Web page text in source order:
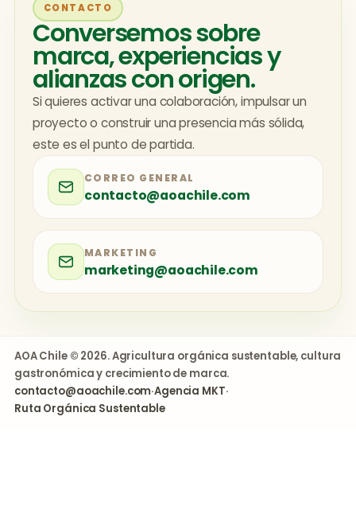
CONTACTO
Conversemos sobre
marca, experiencias y
alianzas con origen.
Si quieres activar una colaboración, impulsar un
proyecto o construir una presencia más sólida,
este es el punto de partida.
CORREO GENERAL
contacto@aoachile.com
MARKETING
marketing@aoachile.com
AOA Chile © 2026. Agricultura orgánica sustentable, cultura
gastronómica y crecimiento de marca.
contacto@aoachile.com·Agencia MKT·
Ruta Orgánica Sustentable